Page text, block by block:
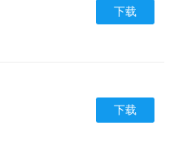
下载
下载